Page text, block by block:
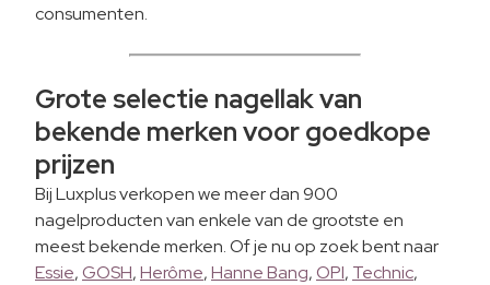
consumenten.
Grote selectie nagellak van
bekende merken voor goedkope
prijzen
Bij Luxplus verkopen we meer dan 900
nagelproducten van enkele van de grootste en
meest bekende merken. Of je nu op zoek bent naar
Essie,GOSH,Herôme,Hanne Bang,OPI, Technic,